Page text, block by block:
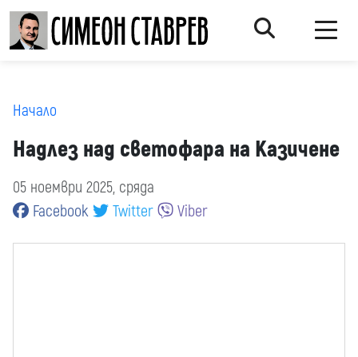
Начало
Надлез над светофара на Казичене
05 ноември 2025, сряда
Facebook
Twitter Viber